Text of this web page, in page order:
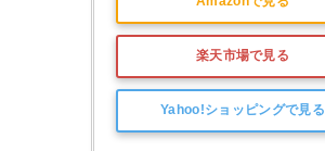
楽天市場で見る
Yahoo!ショッピングで見る